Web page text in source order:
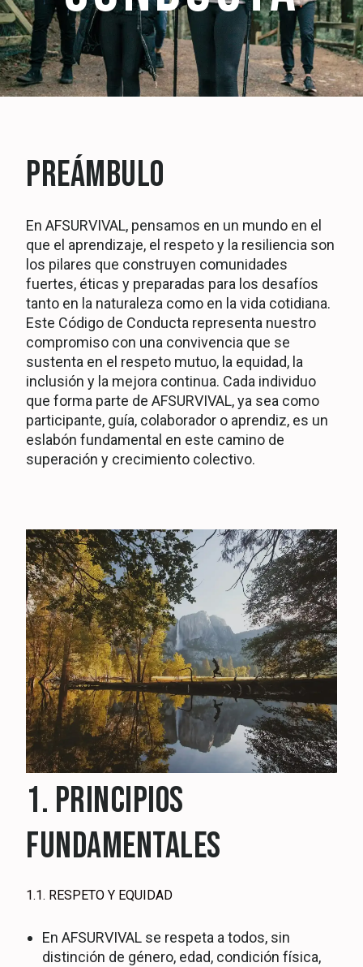
PREÁMBULO
En AFSURVIVAL, pensamos en un mundo en el
que el aprendizaje, el respeto y la resiliencia son
los pilares que construyen comunidades
fuertes, éticas y preparadas para los desafíos
tanto en la naturaleza como en la vida cotidiana.
Este Código de Conducta representa nuestro
compromiso con una convivencia que se
sustenta en el respeto mutuo, la equidad, la
inclusión y la mejora continua. Cada individuo
que forma parte de AFSURVIVAL, ya sea como
participante, guía, colaborador o aprendiz, es un
eslabón fundamental en este camino de
superación y crecimiento colectivo.
1. PRINCIPIOS
FUNDAMENTALES
1.1. RESPETO Y EQUIDAD
En AFSURVIVAL se respeta a todos, sin
distinción de género, edad, condición física,